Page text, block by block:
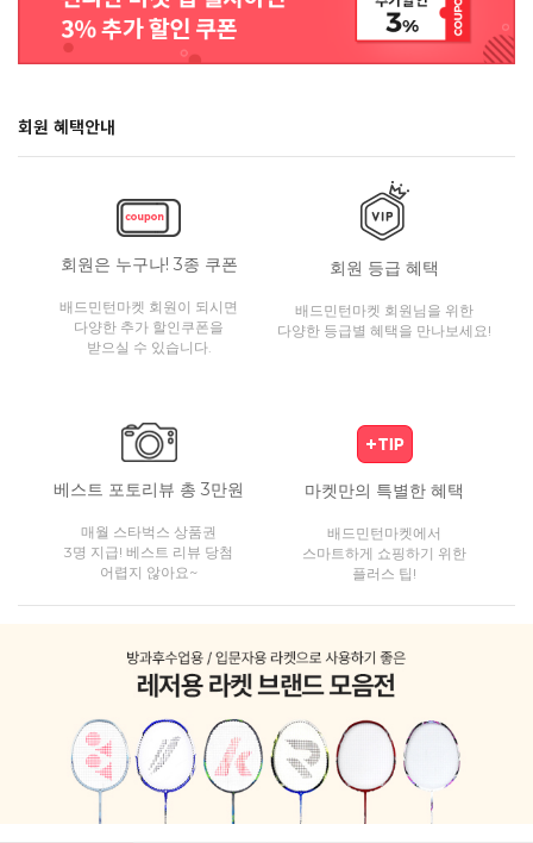
회원 혜택안내
회원은 누구나! 3종 쿠폰
배드민턴마켓 회원이 되시면
다양한 추가 할인쿠폰을
받으실 수 있습니다.
회원 등급 혜택
배드민턴마켓 회원님을 위한
다양한 등급별 혜택을 만나보세요!
베스트 포토리뷰 총 3만원
매월 스타벅스 상품권
3명 지급! 베스트 리뷰 당첨
어렵지 않아요~
마켓만의 특별한 혜택
배드민턴마켓에서
스마트하게 쇼핑하기 위한
플러스 팁!